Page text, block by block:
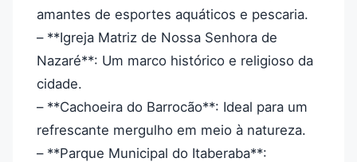
amantes de esportes aquáticos e pescaria.
– **Igreja Matriz de Nossa Senhora de
Nazaré**: Um marco histórico e religioso da
cidade.
– **Cachoeira do Barrocão**: Ideal para um
refrescante mergulho em meio à natureza.
– **Parque Municipal do Itaberaba**: